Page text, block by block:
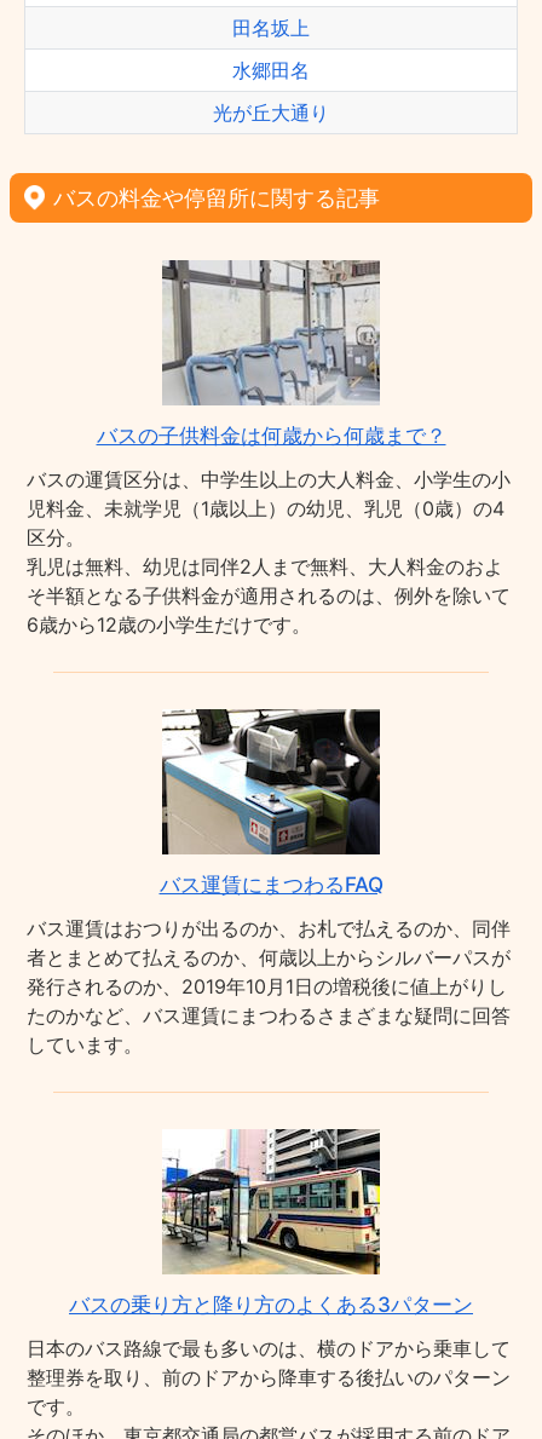
田名坂上
水郷田名
光が丘大通り
バスの料金や停留所に関する記事
バスの子供料金は何歳から何歳まで？
バスの運賃区分は、中学生以上の大人料金、小学生の小
児料金、未就学児（1歳以上）の幼児、乳児（0歳）の4
区分。
乳児は無料、幼児は同伴2人まで無料、大人料金のおよ
そ半額となる子供料金が適用されるのは、例外を除いて
6歳から12歳の小学生だけです。
バス運賃にまつわるFAQ
バス運賃はおつりが出るのか、お札で払えるのか、同伴
者とまとめて払えるのか、何歳以上からシルバーパスが
発行されるのか、2019年10月1日の増税後に値上がりし
たのかなど、バス運賃にまつわるさまざまな疑問に回答
しています。
バスの乗り方と降り方のよくある3パターン
日本のバス路線で最も多いのは、横のドアから乗車して
整理券を取り、前のドアから降車する後払いのパターン
です。